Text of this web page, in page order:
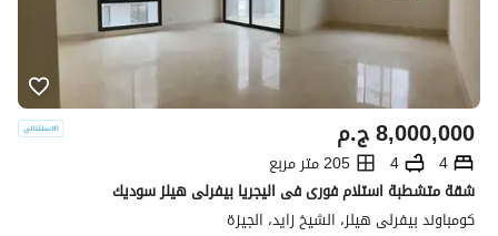
ج.م8,000,000
4
4
205 متر مربع
شقة متشطبة استلام فورى فى اليجريا بيفرلى هيلز سوديك
كومباوند بيفرلى هيلز، الشيخ زايد، الجيزة